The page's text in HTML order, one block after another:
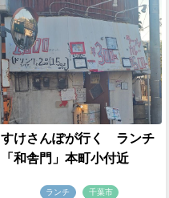
すけさんぽが行く ランチ
「和舎門」本町小付近
ランチ 千葉市